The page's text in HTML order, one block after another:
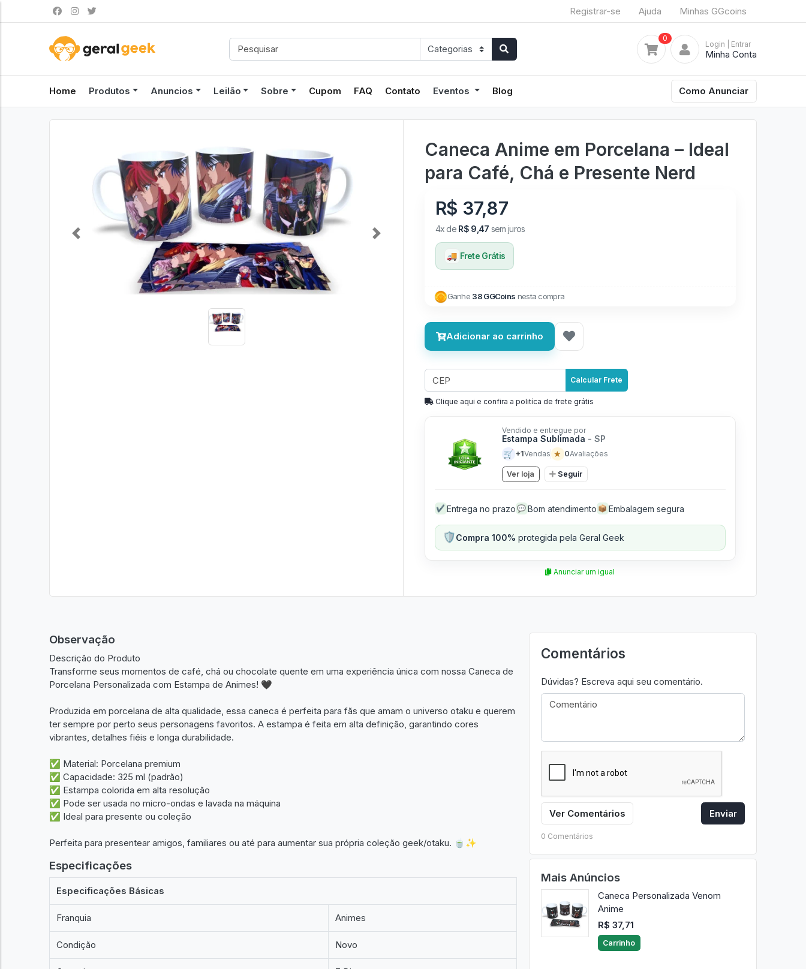
Registrar-se Ajuda Minhas GGcoins
0
Login | Entrar
Minha Conta
Home Produtos Anuncios Leilão Sobre Cupom FAQ Contato Eventos Blog Como Anunciar
Previous Next
Caneca Anime em Porcelana – Ideal
para Café, Chá e Presente Nerd
R$ 37,87
4x de R$ 9,47 sem juros
🚚 Frete Grátis
Ganhe 38 GGCoins nesta compra
Adicionar ao carrinho
Calcular Frete
Clique aqui e confira a politíca de frete grátis
Vendido e entregue por
Estampa Sublimada - SP
🛒 +1Vendas ★ 0Avaliações
Ver loja Seguir
✔ Entrega no prazo 💬 Bom atendimento 📦 Embalagem segura
🛡️Compra 100% protegida pela Geral Geek
Anunciar um igual
Observação
Descrição do Produto
Transforme seus momentos de café, chá ou chocolate quente em uma experiência única com nossa Caneca de
Porcelana Personalizada com Estampa de Animes! 🖤
Produzida em porcelana de alta qualidade, essa caneca é perfeita para fãs que amam o universo otaku e querem
ter sempre por perto seus personagens favoritos. A estampa é feita em alta definição, garantindo cores
vibrantes, detalhes fiéis e longa durabilidade.
✅ Material: Porcelana premium
✅ Capacidade: 325 ml (padrão)
✅ Estampa colorida em alta resolução
✅ Pode ser usada no micro-ondas e lavada na máquina
✅ Ideal para presente ou coleção
Perfeita para presentear amigos, familiares ou até para aumentar sua própria coleção geek/otaku. 🍵✨
Especificações
Especificações Básicas
Franquia Animes
Condição Novo
Comentários
Dúvidas? Escreva aqui seu comentário.
Ver Comentários Enviar
0 Comentários
Mais Anúncios
Caneca Personalizada Venom
Anime
R$ 37,71
Carrinho